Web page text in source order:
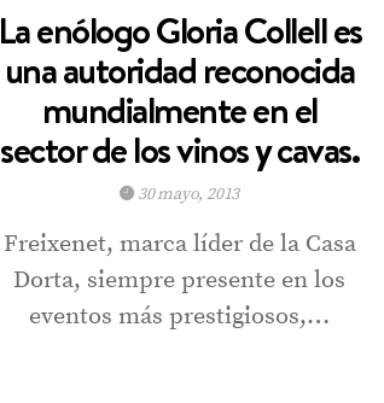
La enólogo Gloria Collell es
una autoridad reconocida
mundialmente en el
sector de los vinos y cavas.
30 mayo, 2013
Freixenet, marca líder de la Casa
Dorta, siempre presente en los
eventos más prestigiosos,…